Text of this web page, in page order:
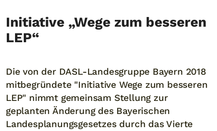
Initiative „Wege zum besseren
LEP“
Die von der DASL-Landesgruppe Bayern 2018
mitbegründete "Initiative Wege zum besseren
LEP" nimmt gemeinsam Stellung zur
geplanten Änderung des Bayerischen
Landesplanungsgesetzes durch das Vierte